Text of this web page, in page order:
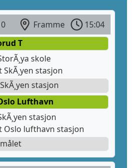
Framme
15:04
T
skole
stasjon
stasjon
Lufthavn
stasjon
Oslo lufthavn stasjon